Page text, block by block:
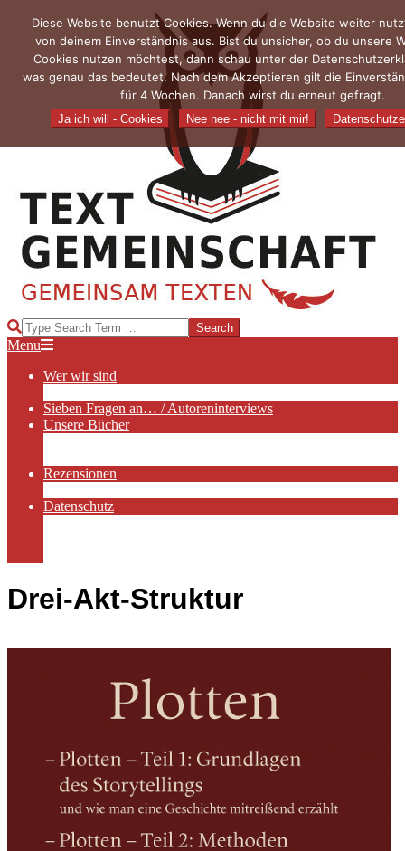
content
TEXTGEMEINSCHAFT
Search
Primary
Menu
Menu
Wer wir sind
Sieben Fragen an… / Autoreninterviews
Unsere Bücher
Rezensionen
Datenschutz
Drei-Akt-Struktur
Diese Website benutzt Cookies. Wenn du die Website weiter
von deinem Einverständnis aus. Bist du unsicher, ob du unsere
Cookies nutzen möchtest, dann schau unter der
was genau das bedeutet. Nach dem Akzeptieren gilt die
für 4 Wochen. Danach wirst du erneut gefragt.
Ja ich will - Cookies Nee nee - nicht mit mir!